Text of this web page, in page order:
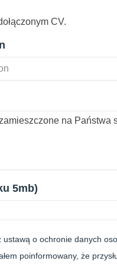
CV.
5mb)
o ochronie danych
poinformowany, że